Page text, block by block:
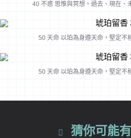
40 不惑 思惟與冥想，過去、現在、
50 天命 以珀為身遵天命，堅定不
50 天命 以珀為身遵天命，堅定不
猜你可能